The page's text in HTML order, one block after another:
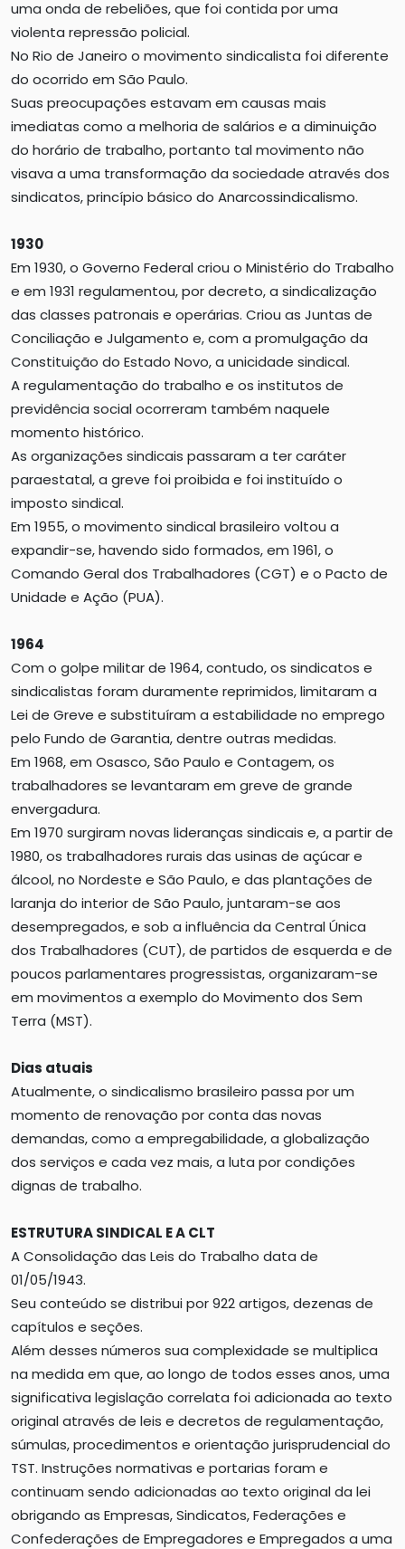
uma onda de rebeliões, que foi contida por uma
violenta repressão policial.
No Rio de Janeiro o movimento sindicalista foi diferente
do ocorrido em São Paulo.
Suas preocupações estavam em causas mais
imediatas como a melhoria de salários e a diminuição
do horário de trabalho, portanto tal movimento não
visava a uma transformação da sociedade através dos
sindicatos, princípio básico do Anarcossindicalismo.
1930
Em 1930, o Governo Federal criou o Ministério do Trabalho
e em 1931 regulamentou, por decreto, a sindicalização
das classes patronais e operárias. Criou as Juntas de
Conciliação e Julgamento e, com a promulgação da
Constituição do Estado Novo, a unicidade sindical.
A regulamentação do trabalho e os institutos de
previdência social ocorreram também naquele
momento histórico.
As organizações sindicais passaram a ter caráter
paraestatal, a greve foi proibida e foi instituído o
imposto sindical.
Em 1955, o movimento sindical brasileiro voltou a
expandir-se, havendo sido formados, em 1961, o
Comando Geral dos Trabalhadores (CGT) e o Pacto de
Unidade e Ação (PUA).
1964
Com o golpe militar de 1964, contudo, os sindicatos e
sindicalistas foram duramente reprimidos, limitaram a
Lei de Greve e substituíram a estabilidade no emprego
pelo Fundo de Garantia, dentre outras medidas.
Em 1968, em Osasco, São Paulo e Contagem, os
trabalhadores se levantaram em greve de grande
envergadura.
Em 1970 surgiram novas lideranças sindicais e, a partir de
1980, os trabalhadores rurais das usinas de açúcar e
álcool, no Nordeste e São Paulo, e das plantações de
laranja do interior de São Paulo, juntaram-se aos
desempregados, e sob a influência da Central Única
dos Trabalhadores (CUT), de partidos de esquerda e de
poucos parlamentares progressistas, organizaram-se
em movimentos a exemplo do Movimento dos Sem
Terra (MST).
Dias atuais
Atualmente, o sindicalismo brasileiro passa por um
momento de renovação por conta das novas
demandas, como a empregabilidade, a globalização
dos serviços e cada vez mais, a luta por condições
dignas de trabalho.
ESTRUTURA SINDICAL E A CLT
A Consolidação das Leis do Trabalho data de
01/05/1943.
Seu conteúdo se distribui por 922 artigos, dezenas de
capítulos e seções.
Além desses números sua complexidade se multiplica
na medida em que, ao longo de todos esses anos, uma
significativa legislação correlata foi adicionada ao texto
original através de leis e decretos de regulamentação,
súmulas, procedimentos e orientação jurisprudencial do
TST. Instruções normativas e portarias foram e
continuam sendo adicionadas ao texto original da lei
obrigando as Empresas, Sindicatos, Federações e
Confederações de Empregadores e Empregados a uma